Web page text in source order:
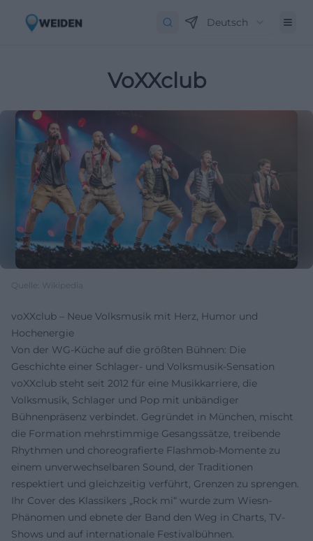
Deutsch
VoXXclub
Quelle: Wikipedia
voXXclub – Neue Volksmusik mit Herz, Humor und
Hochenergie
Von der WG-Küche auf die größten Bühnen: Die
Geschichte einer Schlager- und Volksmusik-Sensation
voXXclub steht seit 2012 für eine Musikkarriere, die
Volksmusik, Schlager und Pop mit unbändiger
Bühnenpräsenz verbindet. Gegründet in München, mischt
die Formation mehrstimmige Gesangssätze, treibende
Rhythmen und choreografierte Flashmob-Momente zu
einem unverwechselbaren Sound, der Traditionen
respektiert und gleichzeitig verführt, Grenzen zu sprengen.
Ihr Cover des Klassikers „Rock mi“ wurde zum Wiesn-
Phänomen und ebnete der Band den Weg in Charts, TV-
Shows und auf internationale Festivalbühnen.